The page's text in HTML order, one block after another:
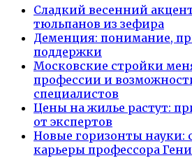
Сладкий весенний
тюльпанов из зефира
Деменция: понимание,
поддержки
Московские стройки
профессии и
специалистов
Цены на жилье растут:
от экспертов
Новые горизонты науки:
карьеры профессора